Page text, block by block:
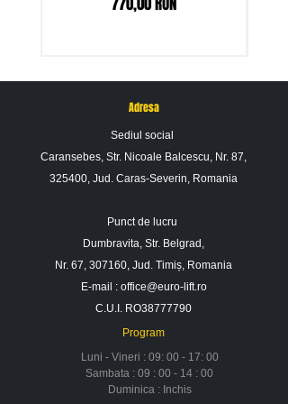
Adresa
Sediul social
Caransebes, Str. Nicoale Balcescu, Nr. 87,
325400, Jud. Caras-Severin, Romania
Punct de lucru
Dumbravita, Str. Belgrad,
Nr. 67, 307160, Jud. Timiș, Romania
E-mail : office@euro-lift.ro
C.U.I. RO38777790
Program
Luni - Vineri : 09: 00 - 17: 00
Sambata : 09 : 00 - 14 : 00
Duminica : Inchis